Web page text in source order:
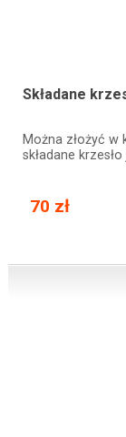
Składane
Można złożyć w
składane
70 zł